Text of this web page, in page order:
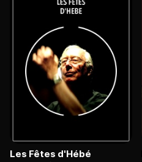
Les Fêtes d'Hébé